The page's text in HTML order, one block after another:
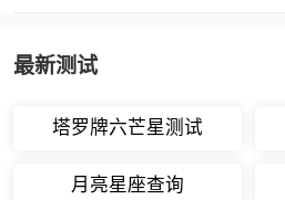
最新测试
塔罗牌六芒星测试
月亮星座查询